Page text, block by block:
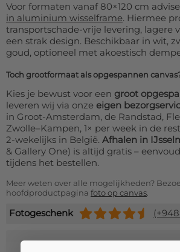
Voor formaten vanaf 80×120 cm
in aluminium wisselframe. Hiermee
transportschade-vrije levering, lagere
een strak design. Beschikbaar in wit,
goud, optioneel met akoestisch
Toch grootformaat als opgespannen
Kies je bewust voor een groot
leveren wij via onze eigen
in Groot-Amsterdam, de Randstad,
Zwolle–Kampen, 1× per week in de
2-wekelijks in België. Afhalen in
& Gallery One) is altijd gratis –
tijdens het bestellen.
Meer weten over alle mogelijkheden?
hoofdproductpagina foto op canvas.
Fotogeschenk